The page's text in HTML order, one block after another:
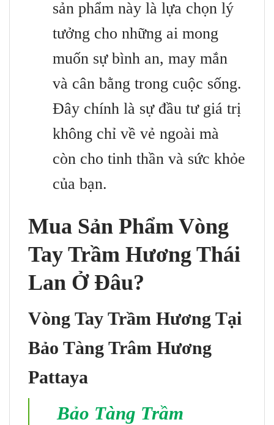
sản phẩm này là lựa chọn lý
tưởng cho những ai mong
muốn sự bình an, may mắn
và cân bằng trong cuộc sống.
Đây chính là sự đầu tư giá trị
không chỉ về vẻ ngoài mà
còn cho tinh thần và sức khỏe
của bạn.
Mua Sản Phẩm Vòng
Tay Trầm Hương Thái
Lan Ở Đâu?
Vòng Tay Trầm Hương Tại
Bảo Tàng Trâm Hương
Pattaya
Bảo Tàng Trầm